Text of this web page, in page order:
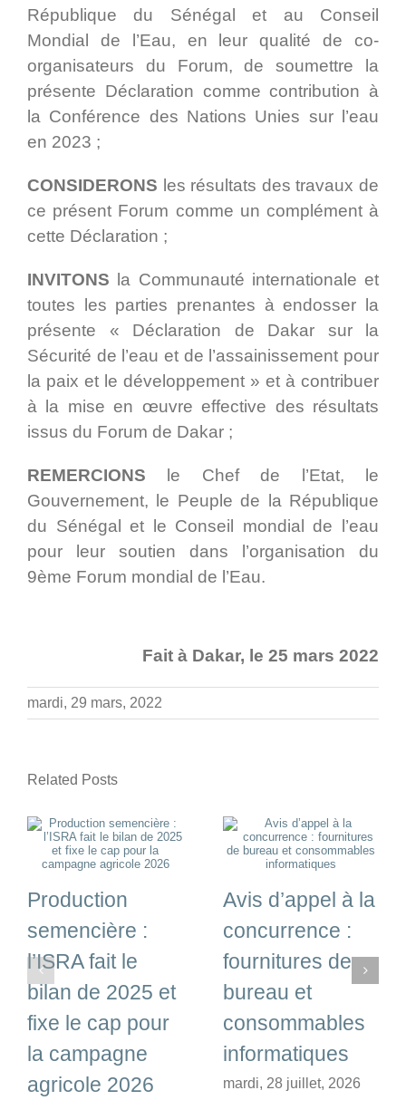
République du Sénégal et au Conseil
Mondial de l’Eau, en leur qualité de co-
organisateurs du Forum, de soumettre la
présente Déclaration comme contribution à
la Conférence des Nations Unies sur l’eau
en 2023 ;
CONSIDERONS les résultats des travaux de
ce présent Forum comme un complément à
cette Déclaration ;
INVITONS la Communauté internationale et
toutes les parties prenantes à endosser la
présente « Déclaration de Dakar sur la
Sécurité de l’eau et de l’assainissement pour
la paix et le développement » et à contribuer
à la mise en œuvre effective des résultats
issus du Forum de Dakar ;
REMERCIONS le Chef de l’Etat, le
Gouvernement, le Peuple de la République
du Sénégal et le Conseil mondial de l’eau
pour leur soutien dans l’organisation du
9ème Forum mondial de l’Eau.
Fait à Dakar, le 25 mars 2022
mardi, 29 mars, 2022
Related Posts
Production
semencière :
l’ISRA fait le
bilan de 2025 et
fixe le cap pour
la campagne
agricole 2026
Avis d’appel à la
concurrence :
fournitures de
bureau et
consommables
informatiques
mardi, 28 juillet, 2026